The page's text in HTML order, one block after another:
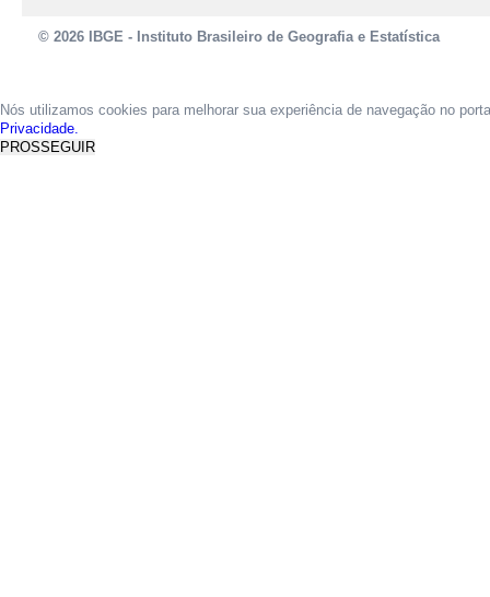
© 2026 IBGE - Instituto Brasileiro de Geografia e Estatística
Nós utilizamos cookies para melhorar sua experiência de navegação no
Privacidade.
PROSSEGUIR